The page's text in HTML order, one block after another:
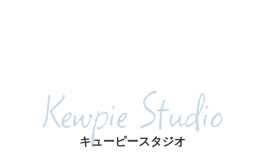
Kewpie Studio
キューピースタジオ